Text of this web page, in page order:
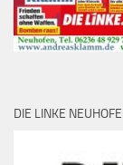
DIE LINKE